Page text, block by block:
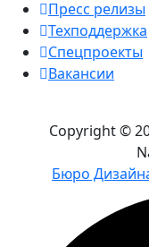
Пресс релизы
Техподдержка
Спецпроекты
Вакансии
Copyright ©
Бюро